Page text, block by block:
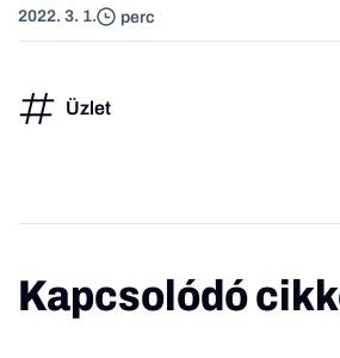
2022. 3. 1. perc
Üzlet
Kapcsolódó